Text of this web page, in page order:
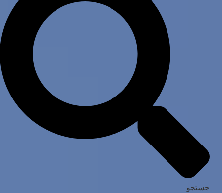
جستجو